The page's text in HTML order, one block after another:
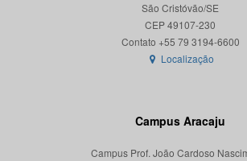
São Cristóvão/SE
CEP 49107-230
Localização
Campus Aracaju
Campus Prof. João Cardoso